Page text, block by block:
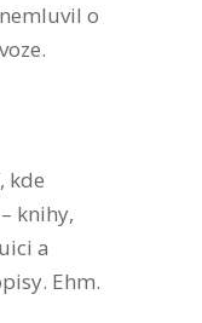
o
kde
knihy,
a
Ehm.